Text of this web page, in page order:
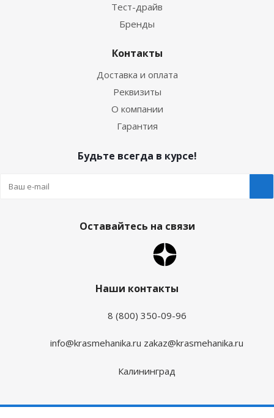
Тест-драйв
Бренды
Контакты
Доставка и оплата
Реквизиты
О компании
Гарантия
Будьте всегда в курсе!
Оставайтесь на связи
Наши контакты
8 (800) 350-09-96
info@krasmehanika.ru zakaz@krasmehanika.ru
Калининград